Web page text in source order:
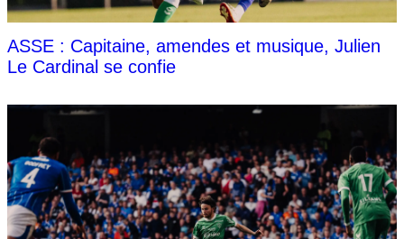
ASSE : Capitaine, amendes et musique, Julien
Le Cardinal se confie